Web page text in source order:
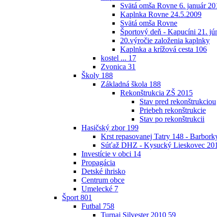
Svätá omša Rovne 6. január
Kaplnka Rovne 24.5.2009
Svätá omša Rovne
Športový deň - Kapucíni 21.
20.výročie založenia kaplnky
Kaplnka a krížová cesta 106
kostel ... 17
Zvonica 31
Školy 188
Základná škola 188
Rekonštrukcia ZŠ 2015
Stav pred rekonštrukciou
Priebeh rekonštrukcie
Stav po rekonštrukcii
Hasičský zbor 199
Krst repasovanej Tatry 148 -
Súťaž DHZ - Kysucký Lieskovec
Investície v obci 14
Propagácia
Detské ihrisko
Centrum obce
Umelecké 7
Šport 801
Futbal 758
Turnaj Silvester 2010 59